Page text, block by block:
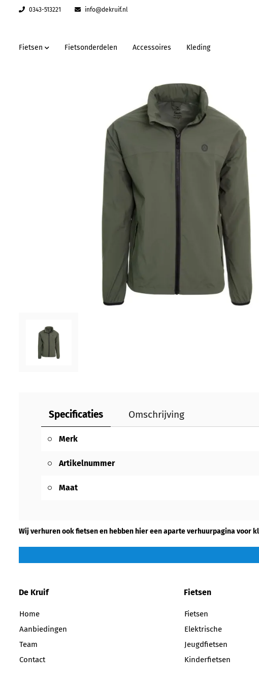
0343-513221 info@dekruif.nl
Fietsen Fietsonderdelen Accessoires Kleding
Specificaties Omschrijving
Merk
Artikelnummer
Maat
Wij verhuren ook fietsen en hebben hier een aparte verhuurpagina voor
De Kruif
Home
Aanbiedingen
Team
Contact
Fietsen
Fietsen
Elektrische
Jeugdfietsen
Kinderfietsen